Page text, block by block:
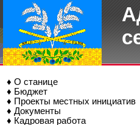
♦ О станице
♦ Бюджет
♦ Проекты местных инициатив
♦ Документы
♦ Кадровая работа